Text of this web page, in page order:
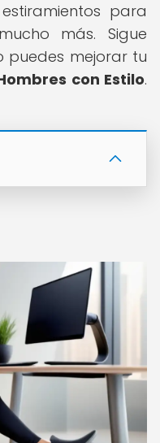
para
más. Sigue
puedes mejorar tu
con Estilo.